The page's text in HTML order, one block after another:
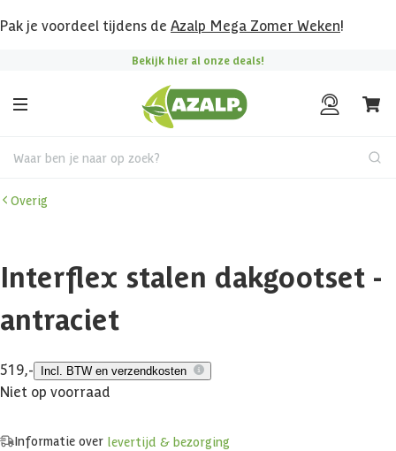
Pak je voordeel tijdens de Azalp Mega Zomer Weken!
Bekijk hier al onze deals!
Waar ben je naar op zoek?
Overig
Interflex stalen dakgootset -
antraciet
519,- Incl. BTW en verzendkosten
Niet op voorraad
Informatie over levertijd & bezorging